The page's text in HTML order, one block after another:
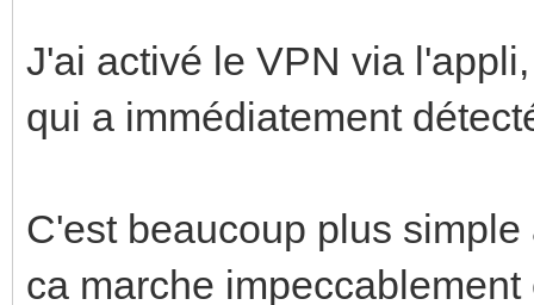
J'ai activé le VPN via
qui a immédiatement
C'est beaucoup plus
ca marche